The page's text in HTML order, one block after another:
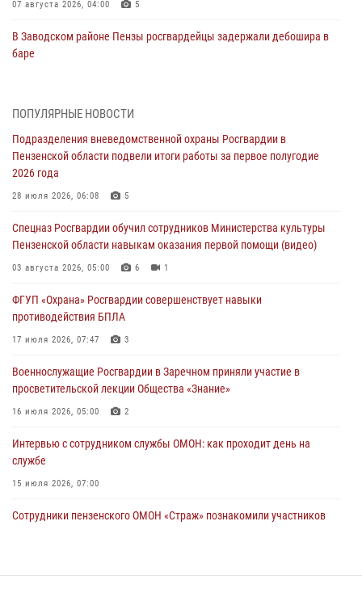
07 августа 2026, 04:00 5
В Заводском районе Пензы росгвардейцы задержали дебошира в
баре
Телесюжет ГТРК «Россия.Пенза»: В Пензе обвиняются семь мужчин
05 августа 2026, 15:50
В Заречном росгвардейцы почтили память легендарного генерала
Яковлева
Сотрудники пензенского ОМОН «Страж» познакомили участников
сборов «Гвардеец» с вооружением и техникой Росгвардии
В Пензе сотрудники Росгвардии оказали помощь
дезориентированному пенсионеру
ПОПУЛЯРНЫЕ НОВОСТИ
Подразделения вневедомственной охраны Росгвардии в
Пензенской области подвели итоги работы за первое полугодие
2026 года
28 июля 2026, 06:08 5
Спецназ Росгвардии обучил сотрудников Министерства культуры
Пензенской области навыкам оказания первой помощи (видео)
03 августа 2026, 05:00 6 1
ФГУП «Охрана» Росгвардии совершенствует навыки
противодействия БПЛА
17 июля 2026, 07:47 3
Военнослужащие Росгвардии в Заречном приняли участие в
просветительской лекции Общества «Знание»
16 июля 2026, 05:00 2
Интервью с сотрудником службы ОМОН: как проходит день на
службе
15 июля 2026, 07:00
Сотрудники пензенского ОМОН «Страж» познакомили участников